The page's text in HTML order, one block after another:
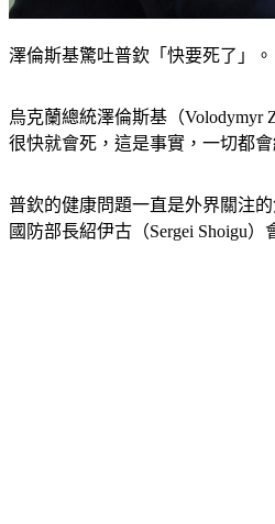
澤倫斯基驚吐普欽「快要死了」。
烏克蘭總統澤倫斯基（Volodymyr
很快就會死，這是事實，一切都
普欽的健康問題一直是外界關注
國防部長紹伊古（Sergei Shoigu